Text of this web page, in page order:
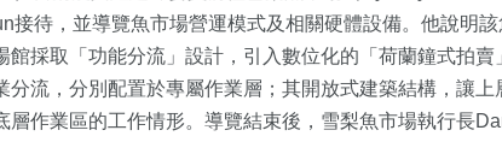
接待，並導覽魚市場營運模式及相關硬體設備。他說明
館採取「功能分流」設計，引入數位化的「荷蘭鐘式拍賣
分流，分別配置於專屬作業層；其開放式建築結構，讓上
層作業區的工作情形。導覽結束後，雪梨魚市場執行長